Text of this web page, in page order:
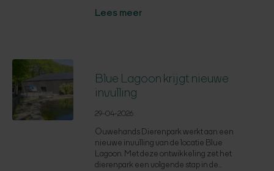
Lees meer
Blue Lagoon krijgt nieuwe
invulling
29-04-2026
Ouwehands Dierenpark werkt aan een
nieuwe invulling van de locatie Blue
Lagoon. Met deze ontwikkeling zet het
dierenpark een volgende stap in de...